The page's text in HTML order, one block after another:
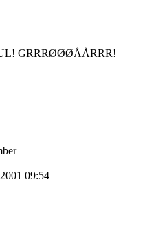
GRRRØØØÅÅRRR!
09:54